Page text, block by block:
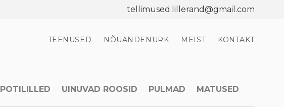
tellimused.lillerand@gmail.com
TEENUSED NÕUANDENURK MEIST KONTAKT
POTILILLED UINUVAD ROOSID PULMAD MATUSED